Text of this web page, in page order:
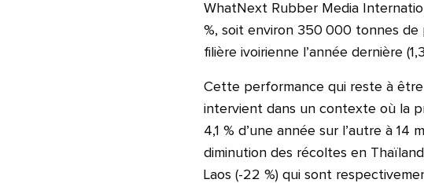
WhatNext Rubber Media
%, soit environ 350 000 tonnes
filière ivoirienne l’année dernière
Cette performance qui reste à
intervient dans un contexte où la
4,1 % d’une année sur l’autre à
diminution des récoltes en
Laos (-22 %) qui sont